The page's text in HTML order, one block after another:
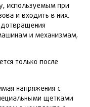
используемым при
и входить в них.
и механизмам,
только после
напряжения с
щетками